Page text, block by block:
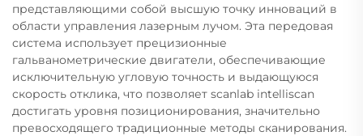
представляющими собой высшую точку инноваций в
области управления лазерным лучом. Эта передовая
система использует прецизионные
гальванометрические двигатели, обеспечивающие
исключительную угловую точность и выдающуюся
скорость отклика, что позволяет scanlab intelliscan
достигать уровня позиционирования, значительно
превосходящего традиционные методы сканирования.